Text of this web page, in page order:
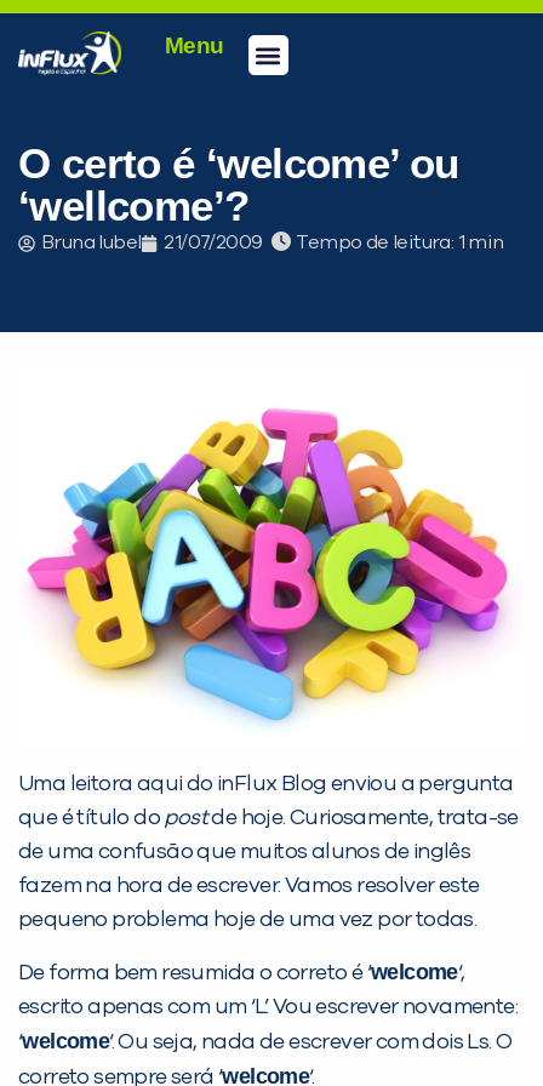
Menu
O certo é ‘welcome’ ou
‘wellcome’?
Bruna Iubel 21/07/2009 Tempo de leitura:
Uma leitora aqui do inFlux Blog enviou a pergunta
que é título do postde hoje. Curiosamente, trata-se
de uma confusão que muitos alunos de inglês
fazem na hora de escrever. Vamos resolver este
pequeno problema hoje de uma vez por todas.
De forma bem resumida o correto é ‘welcome‘,
escrito apenas com um ‘L’. Vou escrever novamente:
‘welcome‘. Ou seja, nada de escrever com dois Ls. O
correto sempre será ‘welcome‘.
PEÇA UMA DEMONSTRAÇÃO DE MÉTODO
Desculpe!
Não encontramos nenhuma unidade
inFlux nesta cidade ou bairro que
você digitou.
Preencha com seus dados abaixo e
já vamos te colocar em contato
com a: